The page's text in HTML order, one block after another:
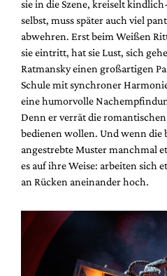
sie in die Szene, kreiselt
selbst, muss später auch viel
abwehren. Erst beim Weißen
sie eintritt, hat sie Lust, sich
Ratmansky einen großartigen
Schule mit synchroner
eine humorvolle
Denn er verrät die
bedienen wollen. Und wenn die
angestrebte Muster manchmal
es auf ihre Weise: arbeiten sich
an Rücken aneinander hoch.